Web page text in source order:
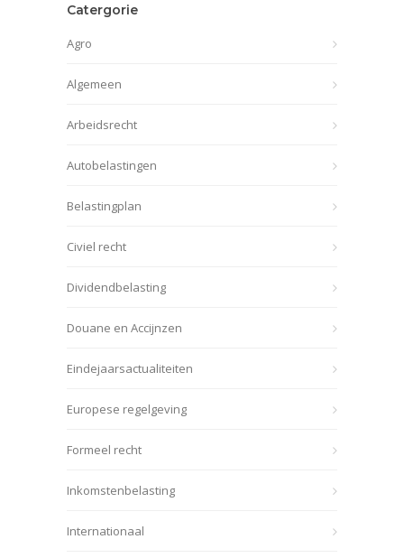
Catergorie
Agro
Algemeen
Arbeidsrecht
Autobelastingen
Belastingplan
Civiel recht
Dividendbelasting
Douane en Accijnzen
Eindejaarsactualiteiten
Europese regelgeving
Formeel recht
Inkomstenbelasting
Internationaal